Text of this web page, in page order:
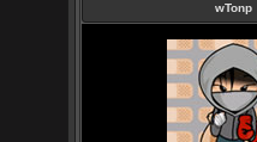
wTonp